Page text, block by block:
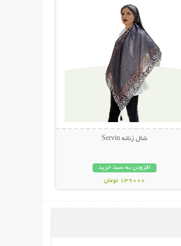
شال زنانه Servin
افزودن به سبد خرید
139000 تومان